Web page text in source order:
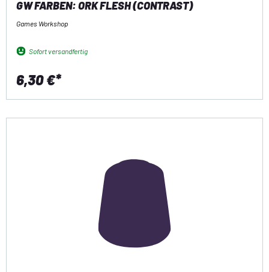
GW FARBEN: ORK FLESH (CONTRAST)
Games Workshop
Sofort versandfertig
6,30 €*